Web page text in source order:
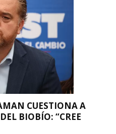
CUESTIONA A
BIOBÍO: “CREE